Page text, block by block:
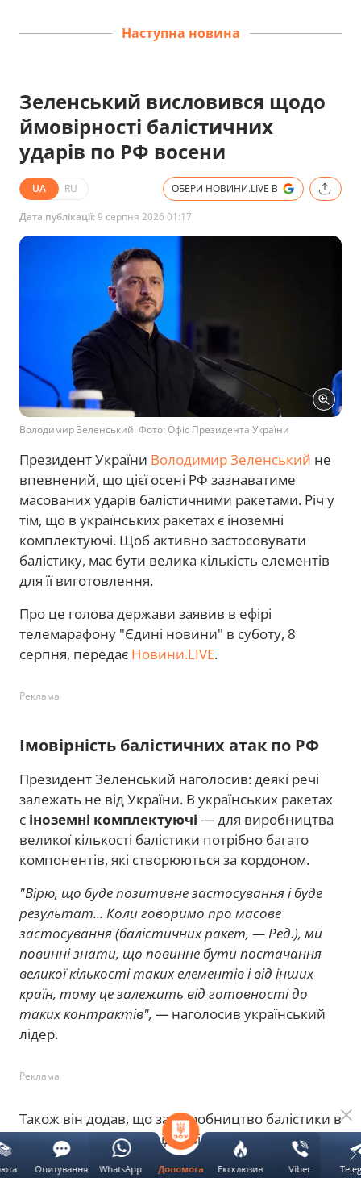
Наступна новина
Зеленський висловився щодо
ймовірності балістичних
ударів по РФ восени
UA RU ОБЕРИ НОВИНИ.LIVE В
Дата публікації:9 серпня 2026 01:17
Володимир Зеленський. Фото: Офіс Президента України
Президент України Володимир Зеленський не
впевнений, що цієї осені РФ зазнаватиме
масованих ударів балістичними ракетами. Річ у
тім, що в українських ракетах є іноземні
комплектуючі. Щоб активно застосовувати
балістику, має бути велика кількість елементів
для її виготовлення.
Про це голова держави заявив в ефірі
телемарафону "Єдині новини" в суботу, 8
серпня, передає Новини.LIVE.
Реклама
Імовірність балістичних атак по РФ
Президент Зеленський наголосив: деякі речі
залежать не від України. В українських ракетах
є іноземні комплектуючі — для виробництва
великої кількості балістики потрібно багато
компонентів, які створюються за кордоном.
"Вірю, що буде позитивне застосування і буде
результат... Коли говоримо про масове
застосування (балістичних ракет, — Ред.), ми
повинні знати, що повинне бути постачання
великої кількості таких елементів і від інших
країн, тому це залежить від готовності до
таких контрактів", — наголосив український
лідер.
Реклама
Також він додав, що за виробництво балістики в
Україні насамперед відповідає компанія
Fire
Point.
Допомога Ексклюзив Viber
Опитування WhatsApp